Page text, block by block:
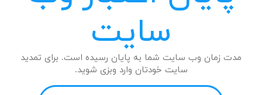
سایت
مدت زمان وب سایت شما به پایان رسیده است. برای تمدید
سایت خودتان وارد وبزی شوید.